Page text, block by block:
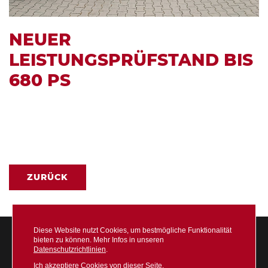
NEUER
LEISTUNGSPRÜFSTAND BIS
680 PS
ZURÜCK
Diese Website nutzt Cookies, um bestmögliche Funktionalität
bieten zu können. Mehr Infos in unseren
Datenschutzrichtlinien.
Ich akzeptiere Cookies von dieser Seite.